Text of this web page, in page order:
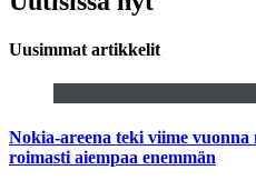
Uusimmat artikkelit
Nokia-areena teki viime
roimasti aiempaa enemmän